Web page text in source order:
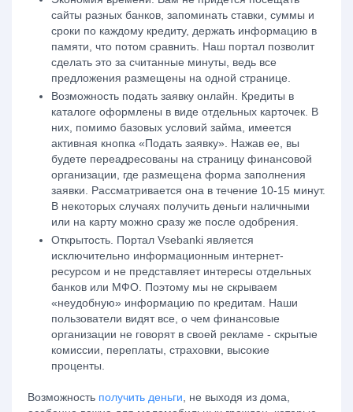
сайты разных банков, запоминать ставки, суммы и
сроки по каждому кредиту, держать информацию в
памяти, что потом сравнить. Наш портал позволит
сделать это за считанные минуты, ведь все
предложения размещены на одной странице.
Возможность подать заявку онлайн. Кредиты в
каталоге оформлены в виде отдельных карточек. В
них, помимо базовых условий займа, имеется
активная кнопка «Подать заявку». Нажав ее, вы
будете переадресованы на страницу финансовой
организации, где размещена форма заполнения
заявки. Рассматривается она в течение 10-15 минут.
В некоторых случаях получить деньги наличными
или на карту можно сразу же после одобрения.
Открытость. Портал Vsebanki является
исключительно информационным интернет-
ресурсом и не представляет интересы отдельных
банков или МФО. Поэтому мы не скрываем
«неудобную» информацию по кредитам. Наши
пользователи видят все, о чем финансовые
организации не говорят в своей рекламе - скрытые
комиссии, переплаты, страховки, высокие
проценты.
Возможность получить деньги , не выходя из дома,